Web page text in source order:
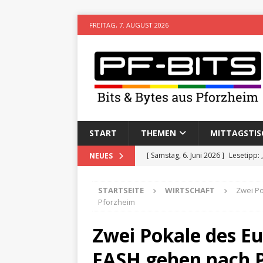
FREITAG, 7. AUGUST 2026
START THEMEN
NEUES [ Samstag, 6. Juni 2026 ] Lesetipp:
[ Sonntag, 15. Februar 2026 ]
[ Donnerstag, 11. Dezember 2025 ]
[ Mittwoch, 5. August 2026 ]
STARTSEITE WIRTSCHAFT
Zwei
Pforzheim
Zwei Pokale des